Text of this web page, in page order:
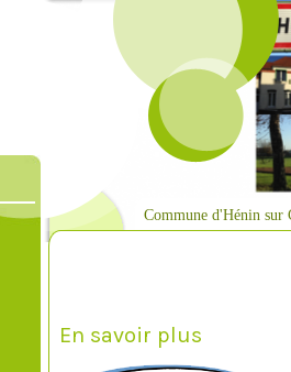
Commune d'Hénin sur
En savoir plus